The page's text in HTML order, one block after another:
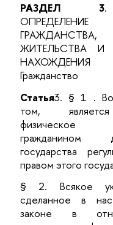
РАЗДЕЛ 3
ОПРЕДЕЛЕНИЕ
ГРАЖДАНСТВА,
ЖИТЕЛЬСТВА И
НАХОЖДЕНИЯ
Гражданство
Статья3. § 1 .
том,
физическое
гражданином
государства
правом этого
§ 2. Всякое
сделанное в
законе в